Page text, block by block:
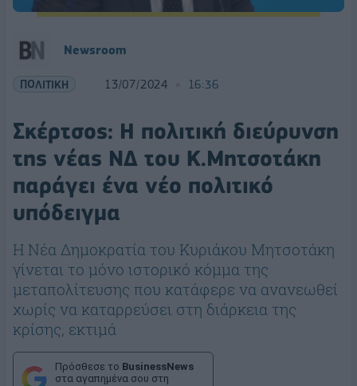
Newsroom
ΠΟΛΙΤΙΚΗ 13/07/2024 16:36
Σκέρτσος: Η πολιτική διεύρυνση
της νέας ΝΔ του Κ.Μητσοτάκη
παράγει ένα νέο πολιτικό
υπόδειγμα
Η Νέα Δημοκρατία του Κυριάκου Μητσοτάκη
γίνεται το μόνο ιστορικό κόμμα της
μεταπολίτευσης που κατάφερε να ανανεωθεί
χωρίς να καταρρεύσει στη διάρκεια της
κρίσης, εκτιμά
Πρόσθεσε το BusinessNews
στα αγαπημένα σου στη